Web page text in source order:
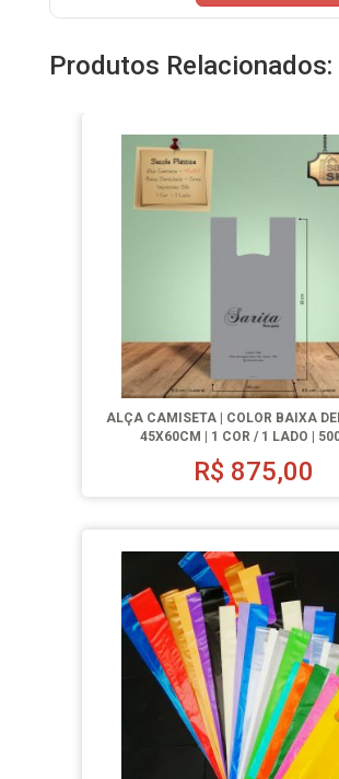
Produtos Relacionados:
ALÇA CAMISETA | COLOR BAIXA
45X60CM | 1 COR / 1 LADO |
R$ 875,00